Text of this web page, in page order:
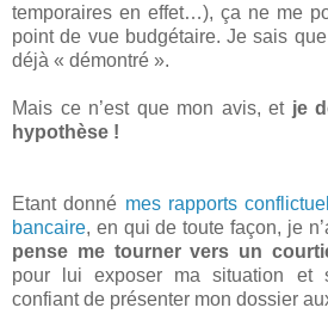
temporaires en effet…), ça ne me
point de vue budgétaire. Je sais que
déjà « démontré ».
Mais ce n’est que mon avis, et je
hypothèse !
Etant donné mes rapports
bancaire, en qui de toute façon, je
pense me tourner vers un
pour lui exposer ma situation et
confiant de présenter mon dossier